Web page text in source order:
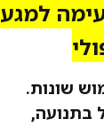
למגע
שונות.
בתנועה,